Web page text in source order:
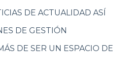
DE ACTUALIDAD ASÍ
DE GESTIÓN
DE SER UN ESPACIO DE